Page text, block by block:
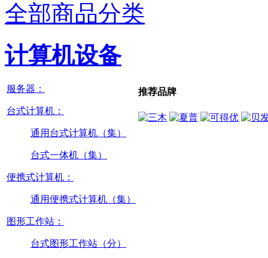
全部商品分类
计算机设备
服务器：
台式计算机：
通用台式计算机（集）
台式一体机（集）
便携式计算机：
通用便携式计算机（集）
图形工作站：
台式图形工作站（分）
推荐品牌